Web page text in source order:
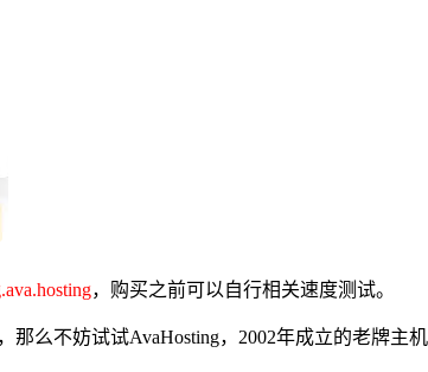
，购买之前可以自行相关速度测试。
么不妨试试AvaHosting，2002年成立的老牌